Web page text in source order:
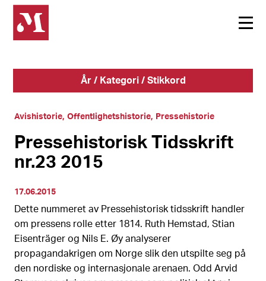
Avishistorie Offentlighetshistorie Pressehistorie
Pressehistorisk Tidsskrift
nr.23 2015
17.06.2015
Dette nummeret av Pressehistorisk tidsskrift handler
om pressens rolle etter 1814. Ruth Hemstad, Stian
Eisenträger og Nils E. Øy analyserer
propagandakrigen om Norge slik den utspilte seg på
den nordiske og internasjonale arenaen. Odd Arvid
År / Kategori / Stikkord